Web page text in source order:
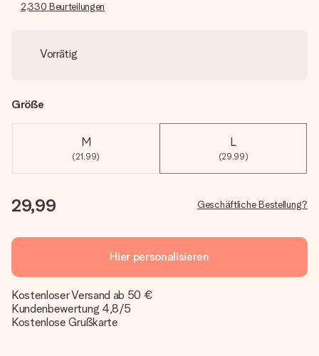
2,330 Beurteilungen
Vorrätig
Größe
M
(21,99)
L
(29,99)
29,99 Geschäftliche Bestellung?
Hier personalisieren
Kostenloser Versand ab 50 €
Kundenbewertung 4,8/5
Kostenlose Grußkarte